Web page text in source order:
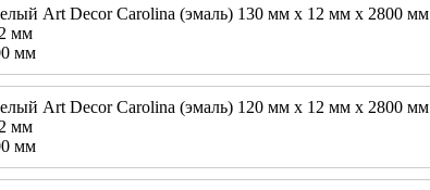
Art Decor Carolina (эмаль) 130 мм х 12 мм х 2800 мм
мм
мм
Art Decor Carolina (эмаль) 120 мм х 12 мм х 2800 мм
мм
мм